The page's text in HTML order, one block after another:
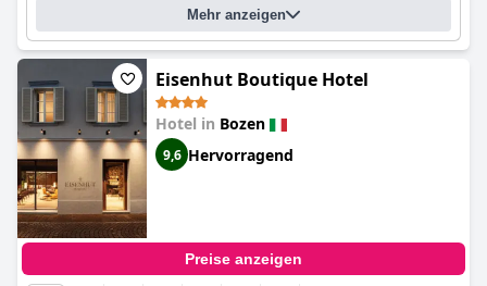
Mehr anzeigen
Eisenhut Boutique Hotel
Hotel in Bozen
9,6 Hervorragend
Preise anzeigen